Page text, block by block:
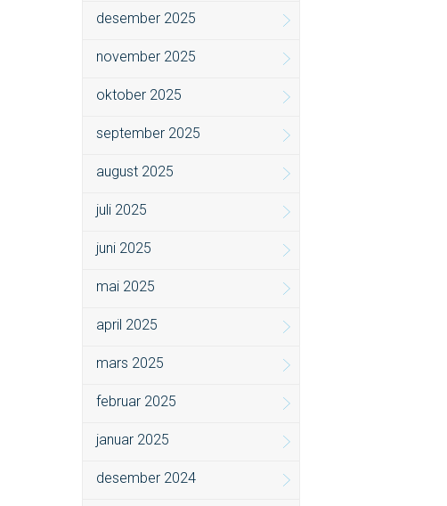
desember 2025
november 2025
oktober 2025
september 2025
august 2025
juli 2025
juni 2025
mai 2025
april 2025
mars 2025
februar 2025
januar 2025
desember 2024